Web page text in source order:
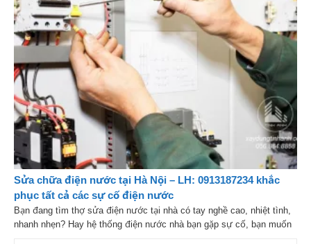
Sửa chữa điện nước​ tại Hà Nội – LH: 0913187234 khắc
phục tất cả các sự cố điện nước
Bạn đang tìm thợ sửa điện nước tại nhà có tay nghề cao, nhiệt tình,
nhanh nhẹn? Hay hệ thống điện nước nhà bạn gặp sự cố, bạn muốn